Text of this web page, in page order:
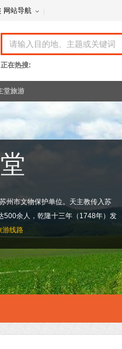
网站导航
正在热搜:
堂旅游
州市文物保护单位。天主教传入苏
500余人，乾隆十三年（1748年）发
游线路